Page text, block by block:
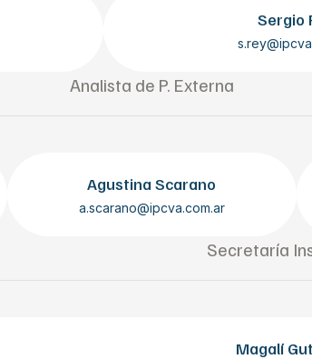
Sergio
Analista de P. Externa
Agustina Scarano
a.scarano@ipcva.com.ar
Secretaría
Magalí